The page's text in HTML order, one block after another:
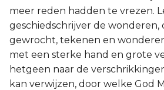
meer reden hadden te vrezen.
geschiedschrijver de wonderen,
gewrocht, tekenen en
met een sterke hand en grote
hetgeen naar de
kan verwijzen, door welke God